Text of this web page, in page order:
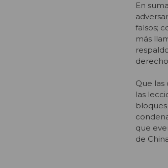
En
falsos;
más
Que las
las
que
de